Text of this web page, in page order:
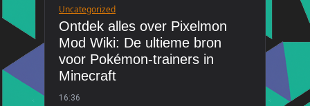
Uncategorized
Ontdek alles over Pixelmon
Mod Wiki: De ultieme bron
voor Pokémon-trainers in
Minecraft
16:36